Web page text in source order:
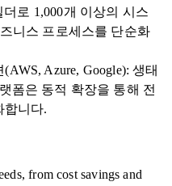
로 1,000개 이상의 시스
니스 프로세스를 단순화
Azure, Google): 생태
폼은 동적 확장을 통해 전
합니다.
from cost savings and